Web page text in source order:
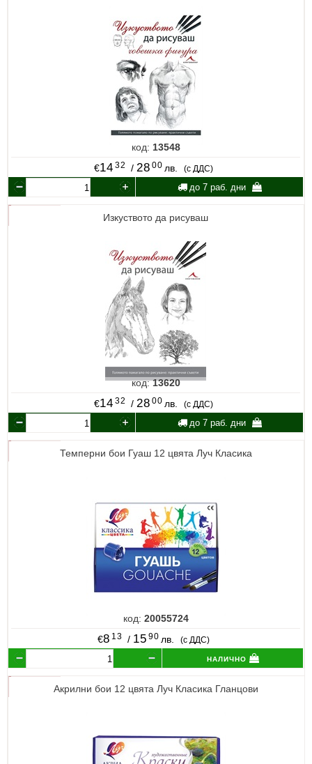
код: 13548
€14 32 / 28 00 лв. (с ДДС)
до 7 раб. дни
Изкуството да рисуваш
код:13620
€14 32 / 28 00 лв. (с ДДС)
до 7 раб. дни
Темперни бои Гуаш 12 цвята Луч Класика
код: 20055724
€8 13 / 15 90 лв. (с ДДС)
налично
Акрилни бои 12 цвята Луч Класика Гланцови